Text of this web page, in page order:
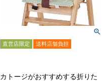
直営店限定 送料店舗負担
カトージがおすすめする折りた